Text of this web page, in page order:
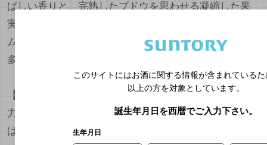
ばしい香りと、完熟したブドウを思わせる凝縮した果
実味が特長の赤ワインです。酸味や渋味は穏やかでス
ムースな口あたりです。濃い色調で持っている要素も
多いので、保管環境の影響は少ないかも。
【検証結果】
力強いワインでも保管環境の影響大。夏場の常温保管
はNG。
このサイトにはお酒に関する情報が含まれているた
以上の方を対象としています。
誕生年月日を西暦でご入力下さい。
生年月日